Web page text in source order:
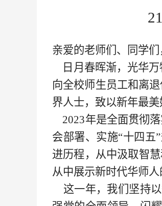
亲爱的老师们、同学们
日月春晖渐，光华万
向全校师生员工和离
界人士，致以新年最美
2023年是全面贯彻
会部署、实施“十四五
进历程，从中汲取智
从中展示新时代华师人
这一年，我们坚持